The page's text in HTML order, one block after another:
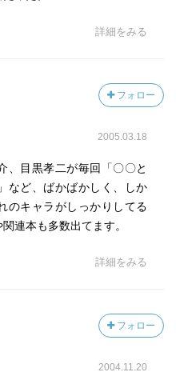
詳細をみる
フォロー
2005.03.18
、目黒孝二が毎回「〇〇と
ど、ばかばかしく、しか
のキャラがしっかりしてる
連本も多数出てます。
詳細をみる
フォロー
2004.11.20